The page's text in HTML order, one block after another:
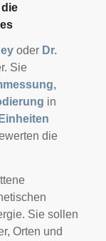
oder Dr.
Sie
in
die
Sie sollen
Orten und